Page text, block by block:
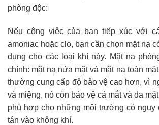
phòng độc:
Nếu công việc của bạn tiếp xúc với
amoniac hoặc clo, bạn cần chọn mặt nạ
dụng cho các loại khí này. Mặt nạ
chính: mặt nạ nửa mặt và mặt nạ toàn
thường cung cấp độ bảo vệ cao hơn, vì
và miệng, nó còn bảo vệ cả mắt và da
phù hợp cho những môi trường có nguy
tán vào không khí.